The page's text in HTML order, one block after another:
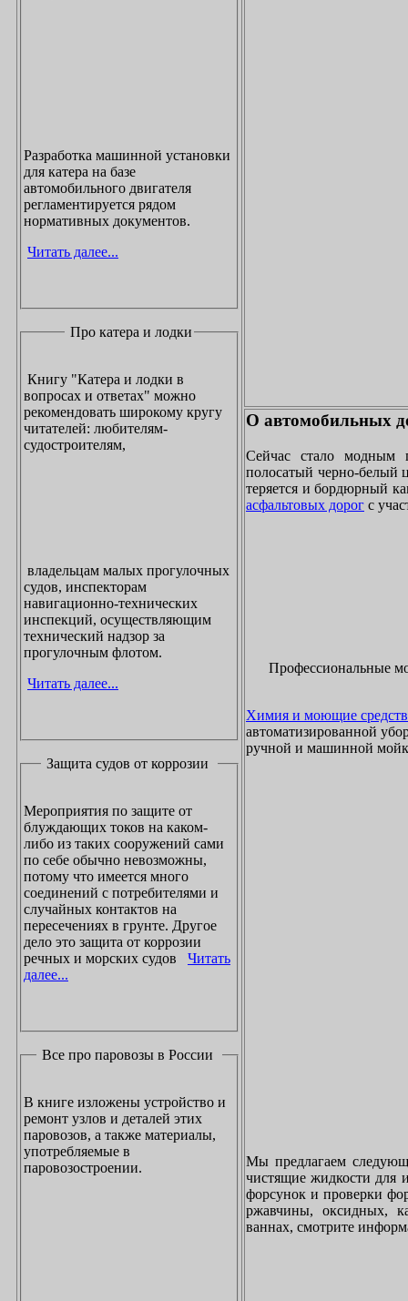
Разработка машинной установки
для катера на базе
автомобильного двигателя
регламентируется рядом
нормативных документов.
Читать далее...
Про катера и лодки
Книгу "Катера и лодки в
вопросах и ответах" можно
рекомендовать широкому кругу
читателей: любителям-
судостроителям,
владельцам малых прогулочных
судов, инспекторам
навигационно-технических
инспекций, осуществляющим
технический надзор за
прогулочным флотом.
Читать далее...
Защита судов от коррозии
Мероприятия по защите от
блуждающих токов на каком-
либо из таких сооружений сами
по себе обычно невозможны,
потому что имеется много
соединений с потребителями и
случайных контактов на
пересечениях в грунте. Другое
дело это защита от коррозии
речных и морских судов Читать
далее...
Все про паровозы в России
В книге изложены устройство и
ремонт узлов и деталей этих
паровозов, а также материалы,
употребляемые в
паровозостроении.
О автомобильных
Сейчас стало модным
полосатый черно-белый
теряется и бордюрный
асфальтовых дорог с
Профессиональные
Химия и моющие
автоматизированной
ручной и машинной
Мы предлагаем
чистящие жидкости для
форсунок и проверки
ржавчины, оксидных,
ваннах, смотрите